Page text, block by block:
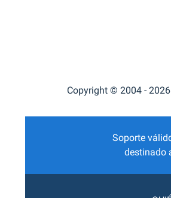
Copyright © 2004 -
Soporte
destinado